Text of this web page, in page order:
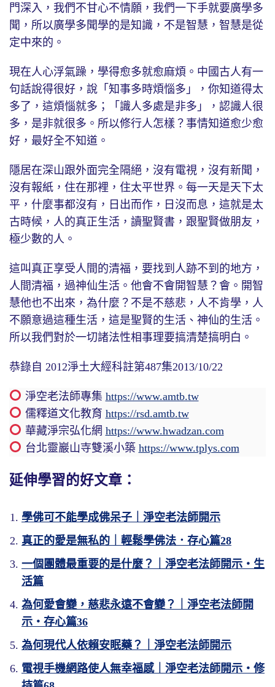
門深入，我們不甘心不情願，我們一下手就要廣學多
聞，所以廣學多聞學的是知識，不是智慧，智慧是從
定中來的。
現在人心浮氣躁，學得愈多就愈麻煩。中國古人有一
句話說得很好，說「知事多時煩惱多」，你知道得太
多了，這煩惱就多；「識人多處是非多」，認識人很
多，是非就很多。所以修行人怎樣？事情知道愈少愈
好，最好全不知道。
隱居在深山跟外面完全隔絕，沒有電視，沒有新聞，
沒有報紙，住在那裡，住太平世界。每一天是天下太
平，什麼事都沒有，日出而作，日沒而息，這就是太
古時候，人的真正生活，讀聖賢書，跟聖賢做朋友，
極少數的人。
這叫真正享受人間的清福，要找到人跡不到的地方，
人間清福，過神仙生活。他會不會開智慧？會。開智
慧他也不出來，為什麼？不是不慈悲，人不肯學，人
不願意過這種生活，這是聖賢的生活、神仙的生活。
所以我們對於一切諸法性相事理要搞清楚搞明白。
恭錄自 2012淨土大經科註第487集2013/10/22
淨空老法師專集 https://www.amtb.tw
儒釋道文化教育 https://rsd.amtb.tw
華藏淨宗弘化網 https://www.hwadzan.com
台北靈巖山寺雙溪小築 https://www.tplys.com
延伸學習的好文章：
學佛可不能學成佛呆子｜淨空老法師開示
真正的愛是無私的｜輕鬆學佛法．存心篇28
一個團體最重要的是什麼？｜淨空老法師開示・生
活篇
為何愛會變，慈悲永遠不會變？｜淨空老法師開
示・存心篇36
為何現代人依賴安眠藥？｜淨空老法師開示
電視手機網路使人無幸福感｜淨空老法師開示・修